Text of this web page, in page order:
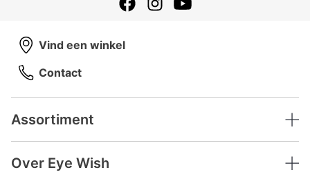
Assortiment
Over Eye Wish
Vind een winkel
Contact